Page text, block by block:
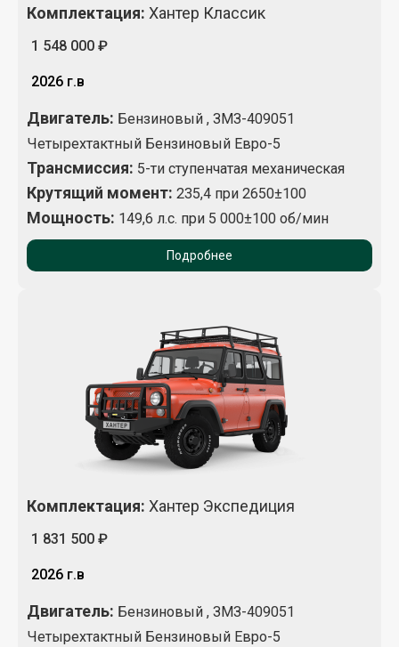
Комплектация: Хантер Классик
1 548 000 ₽
2026 г.в
Двигатель: Бензиновый , ЗМЗ-409051
Четырехтактный Бензиновый Евро-5
Трансмиссия: 5-ти ступенчатая механическая
Крутящий момент: 235,4 при 2650±100
Мощность: 149,6 л.с. при 5 000±100 об/мин
Подробнее
Комплектация: Хантер Экспедиция
1 831 500 ₽
2026 г.в
Двигатель: Бензиновый , ЗМЗ-409051
Четырехтактный Бензиновый Евро-5